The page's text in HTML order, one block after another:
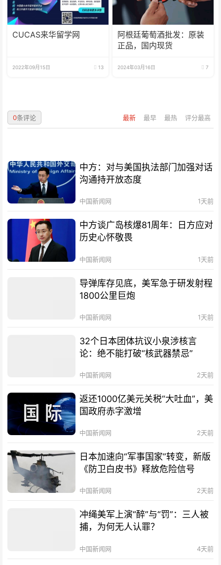
CUCAS来华留学网
2022年09月15日 13
阿根廷葡萄酒批发：原装
正品，国内现货
2024年03月16日 7
最新 最早 最热 评分最高
0条评论
中方：对与美国执法部门加强对话
沟通持开放态度
中国新闻网 1天前
中方谈广岛核爆81周年：日方应对
历史心怀敬畏
中国新闻网 1天前
导弹库存见底，美军急于研发射程
1800公里巨炮
中国新闻网 1天前
32个日本团体抗议小泉涉核言
论：绝不能打破“核武器禁忌”
中国新闻网 2天前
返还1000亿美元关税“大吐血”，美
国政府赤字激增
中国新闻网 2天前
日本加速向“军事国家”转变，新版
《防卫白皮书》释放危险信号
中国新闻网 2天前
冲绳美军上演“醉”与“罚”：三人被
捕，为何无人认罪？
中国新闻网 4天前